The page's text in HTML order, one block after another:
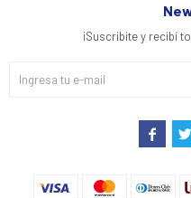
¡Suscribite y recibí
 